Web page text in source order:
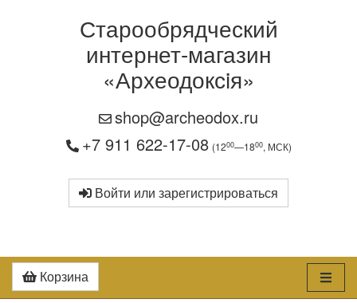
Старообрядческий
интернет-магазин
«Археодоксiя»
shop@archeodox.ru
+7 911 622-17-08 (1200—1800, МСК)
Войти или зарегистрироваться
Корзина